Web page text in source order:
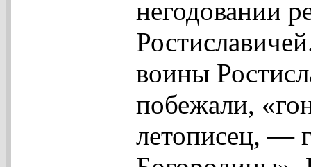
негодовании
воины
побежали,
летописец, —